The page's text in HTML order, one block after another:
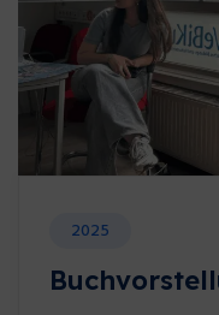
2025